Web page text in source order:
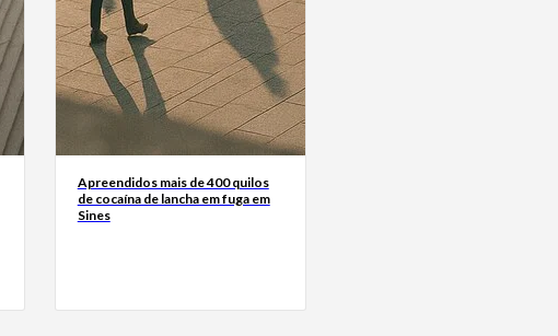
Apreendidos mais de 400 quilos
de cocaína de lancha em fuga em
Sines